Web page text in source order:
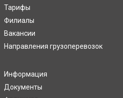
Тарифы
Филиалы
Вакансии
Направления грузоперевозок
Информация
Документы